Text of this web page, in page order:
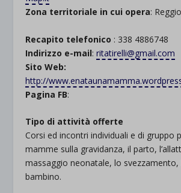
Zona territoriale in cui opera:
Recapito telefonico : 338 4886748
Indirizzo e-mail:ritatirelli@gmail.com
Sito Web:
http://
Pagina FB:
Tipo di attività offerte
Corsi ed incontri individuali e di gruppo
mamme sulla gravidanza, il parto,
massaggio neonatale, lo svezzamento,
bambino.